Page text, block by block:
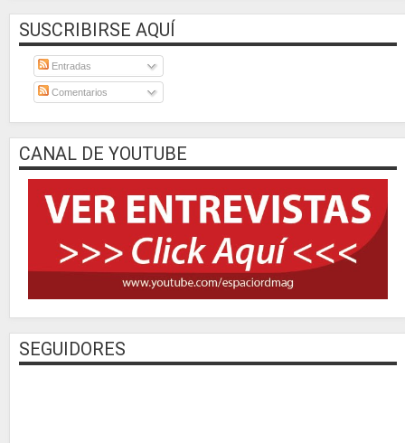
SUSCRIBIRSE AQUÍ
Entradas
Comentarios
CANAL DE YOUTUBE
SEGUIDORES